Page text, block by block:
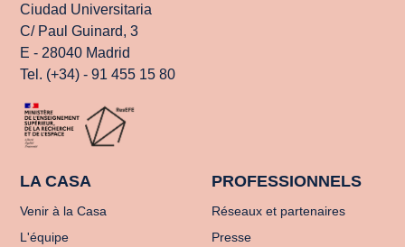
Ciudad Universitaria
C/ Paul Guinard, 3
E - 28040 Madrid
Tel. (+34) - 91 455 15 80
LA CASA
Venir à la Casa
L'équipe
PROFESSIONNELS
Réseaux et partenaires
Presse